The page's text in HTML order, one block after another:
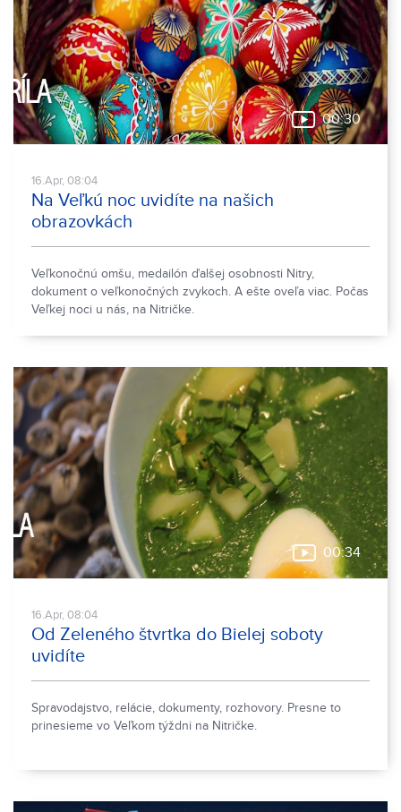
00:30
16.Apr, 08:04
Na Veľkú noc uvidíte na našich
obrazovkách
Veľkonočnú omšu, medailón ďalšej osobnosti Nitry,
dokument o veľkonočných zvykoch. A ešte oveľa viac. Počas
Veľkej noci u nás, na Nitričke.
00:34
16.Apr, 08:04
Od Zeleného štvrtka do Bielej soboty
uvidíte
Spravodajstvo, relácie, dokumenty, rozhovory. Presne to
prinesieme vo Veľkom týždni na Nitričke.